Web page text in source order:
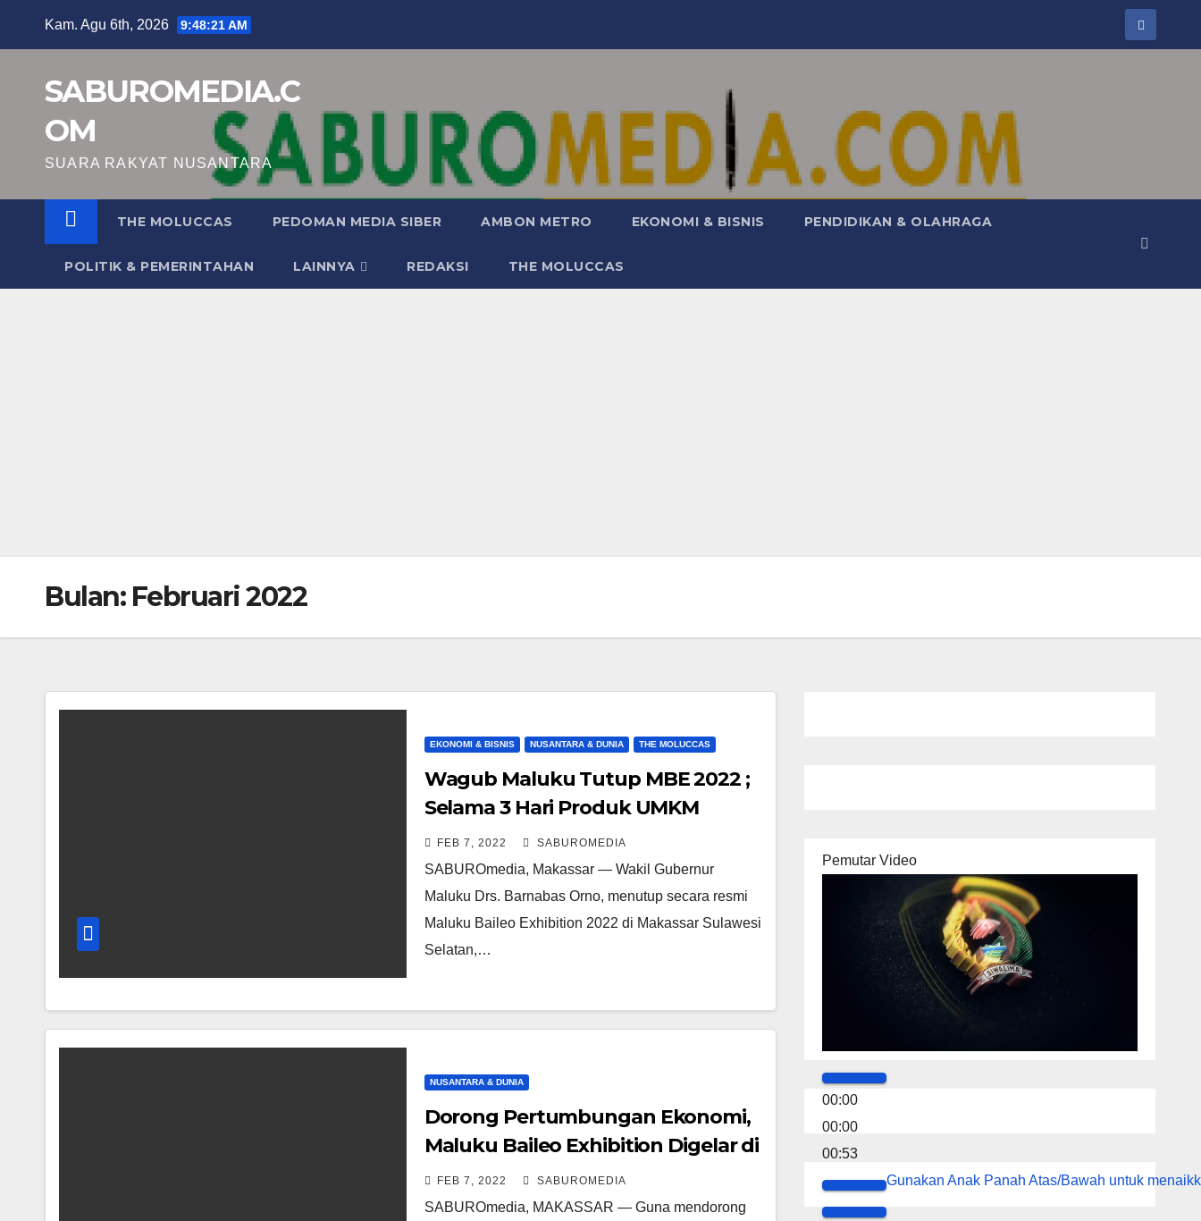
Kam. Agu 6th, 2026 9:48:22 AM
SABUROMEDIA.C
OM
SUARA RAKYAT NUSANTARA
THE MOLUCCAS PEDOMAN MEDIA SIBER AMBON METRO EKONOMI & BISNIS PENDIDIKAN & OLAHRAGA
POLITIK & PEMERINTAHAN LAINNYA REDAKSI THE MOLUCCAS
Bulan: Februari 2022
EKONOMI & BISNIS NUSANTARA & DUNIA THE MOLUCCAS
Wagub Maluku Tutup MBE 2022 ;
Selama 3 Hari Produk UMKM
Maluku berhasil membukukan
sebesar Rp. 591.263.000,-
FEB 7, 2022 SABUROMEDIA
SABUROmedia, Makassar — Wakil Gubernur
Maluku Drs. Barnabas Orno, menutup secara resmi
Maluku Baileo Exhibition 2022 di Makassar Sulawesi
Selatan,…
NUSANTARA & DUNIA
Dorong Pertumbungan Ekonomi,
Maluku Baileo Exhibition Digelar di
Kota Makassar
FEB 7, 2022 SABUROMEDIA
SABUROmedia, MAKASSAR — Guna mendorong
Pemutar Video
00:00
00:00
00:53
Gunakan Anak Panah Atas/Bawah untuk